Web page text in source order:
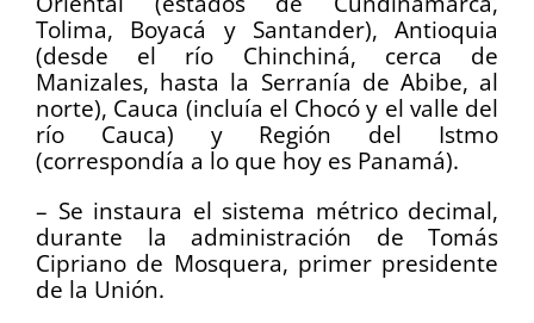
Tolima, Boyacá y Santander), Antioquia
(desde el río Chinchiná, cerca de
Manizales, hasta la Serranía de Abibe, al
norte), Cauca (incluía el Chocó y el valle del
río Cauca) y Región del Istmo
(correspondía a lo que hoy es Panamá).
– Se instaura el sistema métrico decimal,
durante la administración de Tomás
Cipriano de Mosquera, primer presidente
de la Unión.